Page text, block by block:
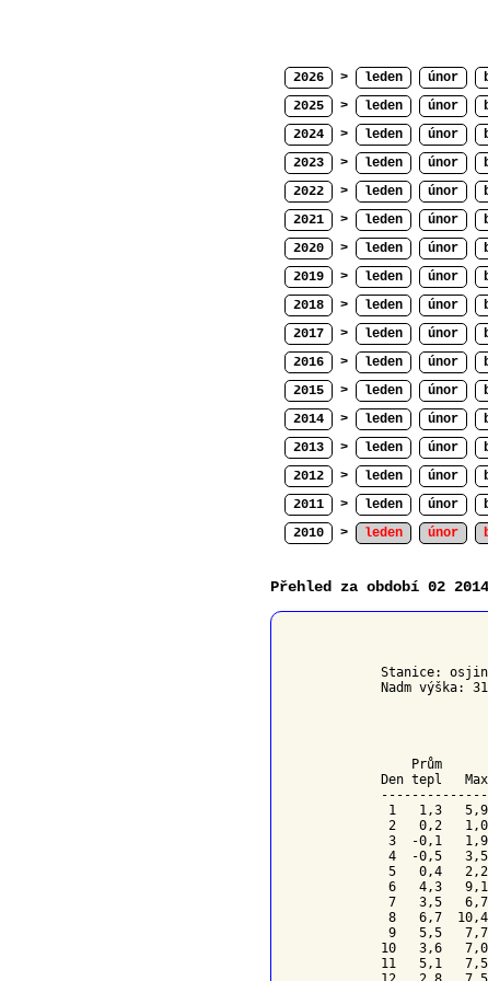
2026 > leden únor
2025
> leden únor
2024
> leden únor
2023
> leden únor
2022
> leden únor
2021
> leden únor
2020
> leden únor
2019
> leden únor
2018
> leden únor
2017
> leden únor
2016
> leden únor
2015
> leden únor
2014
> leden únor
2013
> leden únor
2012
> leden únor
2011
> leden únor
2010
> leden únor
Přehled za období 02 2014
Stanice:
Nadm výška:
Prům
Den tepl
1   1,3
2   0,2
3  -0,1
4  -0,5
5   0,4
6   4,3
7   3,5
8   6,7
9   5,5
10   3,6
11   5,1